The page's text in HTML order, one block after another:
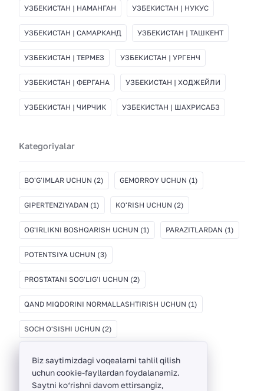
УЗБЕКИСТАН | НАМАНГАН УЗБЕКИСТАН | НУКУС
УЗБЕКИСТАН | САМАРКАНД УЗБЕКИСТАН | ТАШКЕНТ
УЗБЕКИСТАН | ТЕРМЕЗ УЗБЕКИСТАН | УРГЕНЧ
УЗБЕКИСТАН | ФЕРГАНА УЗБЕКИСТАН | ХОДЖЕЙЛИ
УЗБЕКИСТАН | ЧИРЧИК УЗБЕКИСТАН | ШАХРИСАБЗ
Kategoriyalar
BO'G'IMLAR UCHUN (2) GEMORROY UCHUN (1)
GIPERTENZIYADAN (1) KO'RISH UCHUN (2)
OG'IRLIKNI BOSHQARISH UCHUN (1) PARAZITLARDAN (1)
POTENTSIYA UCHUN (3)
PROSTATANI SOG'LIG'I UCHUN (2)
QAND MIQDORINI NORMALLASHTIRISH UCHUN (1)
SOCH O'SISHI UCHUN (2)
Biz saytimizdagi voqealarni tahlil qilish
uchun cookie-fayllardan foydalanamiz.
Saytni ko‘rishni davom ettirsangiz,